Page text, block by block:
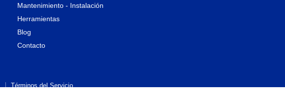
Mantenimiento - Instalación
Herramientas
Blog
Contacto
Términos del Servicio